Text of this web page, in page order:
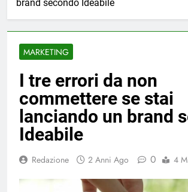
brand secondo Ideabile
MARKETING
I tre errori da non
commettere se stai
lanciando un brand
Ideabile
Redazione 2 Anni Ago 0 4